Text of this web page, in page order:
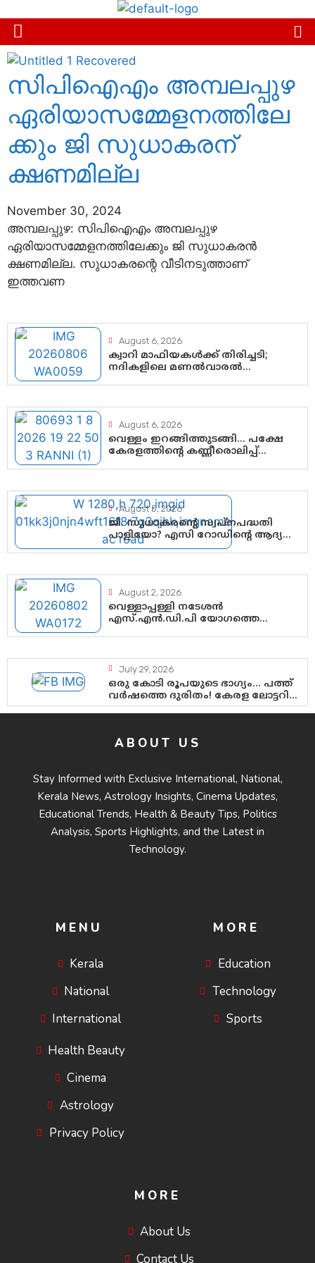
സിപിഐഎം അമ്പലപ്പുഴ
ഏരിയാസമ്മേളനത്തിലേ
ക്കും ജി സുധാകരന്
ക്ഷണമില്ല
November 30, 2024
അമ്പലപ്പുഴ: സിപിഐഎം അമ്പലപ്പുഴ
ഏരിയാസമ്മേളനത്തിലേക്കും ജി സുധാകരന്‍
ക്ഷണമില്ല. സുധാകരന്റെ വീടിനടുത്താണ്
ഇത്തവണ
August 6, 2026
ക്വാറി മാഫിയകൾക്ക് തിരിച്ചടി;
നദികളിലെ മണൽവാരൽ
August 6, 2026
വെള്ളം ഇറങ്ങിത്തുടങ്ങി… പക്ഷേ
കേരളത്തിന്റെ കണ്ണീരൊലിപ്പ്
August 5, 2026
ജി. സുധാകരന്റെ സ്വപ്നപദ്ധതി
പാളിയോ? എസി റോഡിന്റെ ആദ്യ
പ്രളയപരീക്ഷയിൽ ഉയരുന്നത്
August 2, 2026
വെള്ളാപ്പള്ളി നടേശൻ
എസ്.എൻ.ഡി.പി യോഗത്തെ
ഗോകുലം ഗോപാലൻ
July 29, 2026
ഒരു കോടി രൂപയുടെ ഭാഗ്യം… പത്ത്
വർഷത്തെ ദുരിതം! കേരള ലോട്ടറി
സംവിധാനത്തെ ചോദ്യം ചെയ്ത്
ABOUT US
Stay Informed with Exclusive International, National,
Kerala News, Astrology Insights, Cinema Updates,
Educational Trends, Health & Beauty Tips, Politics
Analysis, Sports Highlights, and the Latest in
Technology.
MENU
Kerala
National
International
Health Beauty
Cinema
Astrology
Privacy Policy
MORE
Education
Technology
Sports
MORE
About Us
Contact Us